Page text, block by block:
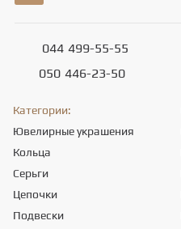
044 499-55-55
050 446-23-50
Категории:
Ювелирные украшения
Кольца
Серьги
Цепочки
Подвески